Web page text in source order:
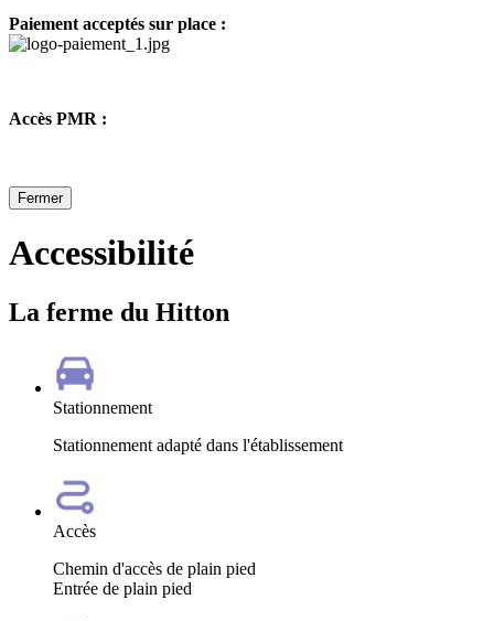
Paiement acceptés sur place :
Accès PMR :
Fermer
Accessibilité
La ferme du Hitton
Stationnement
Stationnement adapté dans l'établissement
Accès
Chemin d'accès de plain pied
Entrée de plain pied